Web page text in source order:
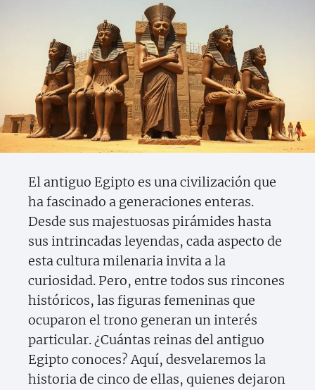
El antiguo Egipto es una civilización que
ha fascinado a generaciones enteras.
Desde sus majestuosas pirámides hasta
sus intrincadas leyendas, cada aspecto de
esta cultura milenaria invita a la
curiosidad. Pero, entre todos sus rincones
históricos, las figuras femeninas que
ocuparon el trono generan un interés
particular. ¿Cuántas reinas del antiguo
Egipto conoces? Aquí, desvelaremos la
historia de cinco de ellas, quienes dejaron